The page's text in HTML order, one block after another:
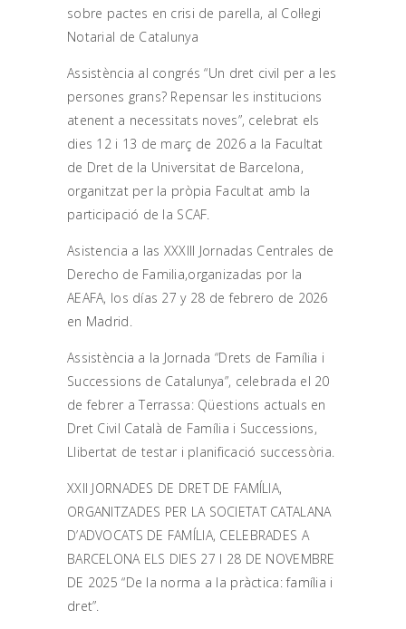
sobre pactes en crisi de parella, al Col·legi
Notarial de Catalunya
Assistència al congrés “Un dret civil per a les
persones grans? Repensar les institucions
atenent a necessitats noves”, celebrat els
dies 12 i 13 de març de 2026 a la Facultat
de Dret de la Universitat de Barcelona,
organitzat per la pròpia Facultat amb la
participació de la SCAF.
Asistencia a las XXXIII Jornadas Centrales de
Derecho de Familia,organizadas por la
AEAFA, los días 27 y 28 de febrero de 2026
en Madrid.
Assistència a la Jornada “Drets de Família i
Successions de Catalunya”, celebrada el 20
de febrer a Terrassa: Qüestions actuals en
Dret Civil Català de Família i Successions,
Llibertat de testar i planificació successòria.
XXII JORNADES DE DRET DE FAMÍLIA,
ORGANITZADES PER LA SOCIETAT CATALANA
D’ADVOCATS DE FAMÍLIA, CELEBRADES A
BARCELONA ELS DIES 27 I 28 DE NOVEMBRE
DE 2025 “De la norma a la pràctica: família i
dret”.